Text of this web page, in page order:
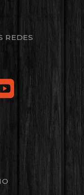
REDES